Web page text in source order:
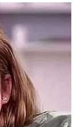
koji će
limuna
rasporedite
Za